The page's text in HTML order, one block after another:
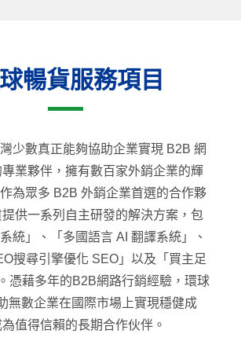
暢貨服務項目
少數真正能夠協助企業實現 B2B 網
業夥伴，擁有數百家外銷企業的輝
為眾多 B2B 外銷企業首選的合作夥
供一系列自主研發的解決方案，包
統」、「多國語言 AI 翻譯系統」、
搜尋引擎優化 SEO」以及「買主足
憑藉多年的B2B網路行銷經驗，環球
無數企業在國際市場上實現穩健成
值得信賴的長期合作伙伴。